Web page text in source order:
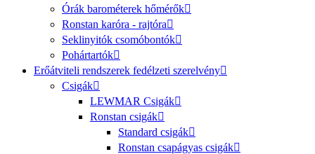
Órák barométerek hőmérők
Ronstan karóra - rajtóra
Seklinyitók csomóbontók
Pohártartók
Erőátviteli rendszerek fedélzeti szerelvény
Csigák
LEWMAR Csigák
Ronstan csigák
Standard csigák
Ronstan csapágyas csigák